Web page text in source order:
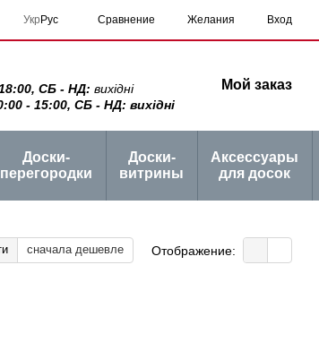
Укр Рус Сравнение Желания Вход
СБ - НД: вихідні
- 15:00, СБ - НД: вихідні
Мой заказ
Доски-
перегородки
Доски-
витрины
Аксессуары
для досок
сначала дешевле Отображение: